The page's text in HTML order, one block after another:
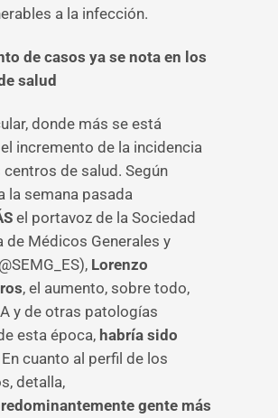
a la infección.
de casos ya se nota en los
salud
donde más se está
incremento de la incidencia
centros de salud. Según
la semana pasada
el portavoz de la Sociedad
de Médicos Generales y
Lorenzo
, el aumento, sobre todo,
y de otras patologías
esta época, habría sido
En cuanto al perfil de los
detalla,
gente más